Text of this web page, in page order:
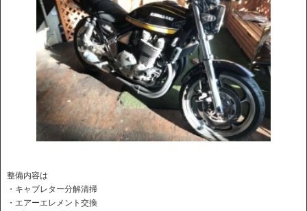
整備内容は
・キャブレター分解清掃
・エアーエレメント交換